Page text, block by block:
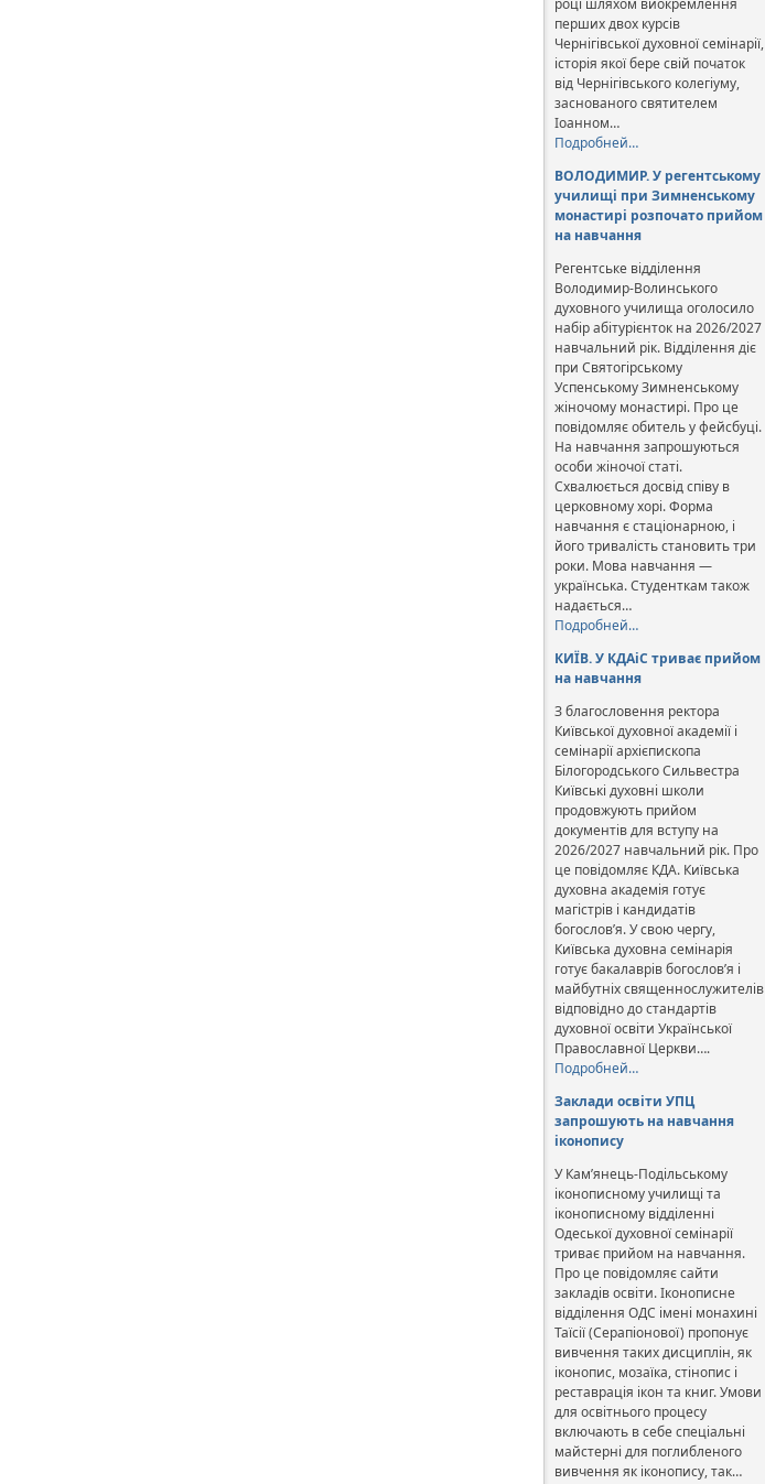
році шляхом виокремлення
перших двох курсів
Чернігівської духовної семінарії,
історія якої бере свій початок
від Чернігівського колегіуму,
заснованого святителем
Іоанном…
Подробней…
ВОЛОДИМИР. У регентському
училищі при Зимненському
монастирі розпочато прийом
на навчання
Регентське відділення
Володимир-Волинського
духовного училища оголосило
набір абітурієнток на 2026/2027
навчальний рік. Відділення діє
при Святогірському
Успенському Зимненському
жіночому монастирі. Про це
повідомляє обитель у фейсбуці.
На навчання запрошуються
особи жіночої статі.
Схвалюється досвід співу в
церковному хорі. Форма
навчання є стаціонарною, і
його тривалість становить три
роки. Мова навчання —
українська. Студенткам також
надається…
Подробней…
КИЇВ. У КДАіС триває прийом
на навчання
З благословення ректора
Київської духовної академії і
семінарії архієпископа
Білогородського Сильвестра
Київські духовні школи
продовжують прийом
документів для вступу на
2026/2027 навчальний рік. Про
це повідомляє КДА. Київська
духовна академія готує
магістрів і кандидатів
богослов’я. У свою чергу,
Київська духовна семінарія
готує бакалаврів богослов’я і
майбутніх священнослужителів
відповідно до стандартів
духовної освіти Української
Православної Церкви….
Подробней…
Заклади освіти УПЦ
запрошують на навчання
іконопису
У Кам’янець-Подільському
іконописному училищі та
іконописному відділенні
Одеської духовної семінарії
триває прийом на навчання.
Про це повідомляє сайти
закладів освіти. Іконописне
відділення ОДС імені монахині
Таїсії (Серапіонової) пропонує
вивчення таких дисциплін, як
іконопис, мозаїка, стінопис і
реставрація ікон та книг. Умови
для освітнього процесу
включають в себе спеціальні
майстерні для поглибленого
вивчення як іконопису, так…